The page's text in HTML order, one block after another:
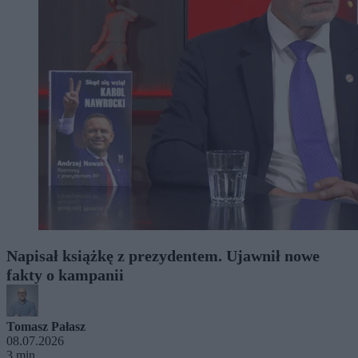
Napisał książkę z prezydentem. Ujawnił nowe
fakty o kampanii
Tomasz Pałasz
08.07.2026
3 min